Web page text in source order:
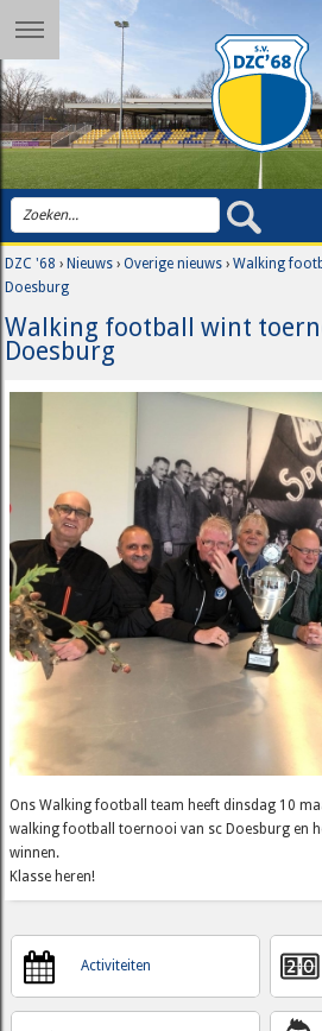
DZC '68 ›Nieuws ›Overige nieuws ›Walking
Doesburg
Walking football wint
Doesburg
Ons Walking football team heeft dinsdag 10
walking football toernooi van sc Doesburg en
winnen.
Klasse heren!
Activiteiten